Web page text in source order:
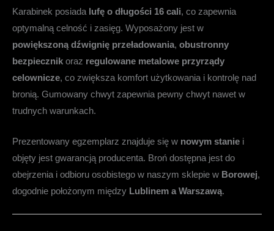
Karabinek posiada lufę o długości 16 cali, co zapewnia
optymalną celność i zasięg. Wyposażony jest w
powiększoną dźwignię przeładowania, obustronny
bezpiecznik oraz regulowane metalowe przyrządy
celownicze, co zwiększa komfort użytkowania i kontrolę nad
bronią. Gumowany chwyt zapewnia pewny chwyt nawet w
trudnych warunkach.
Prezentowany egzemplarz znajduje się w nowym stanie i
objęty jest gwarancją producenta. Broń dostępna jest do
obejrzenia i odbioru osobistego w naszym sklepie w Borowej,
dogodnie położonym między Lublinem a Warszawą.